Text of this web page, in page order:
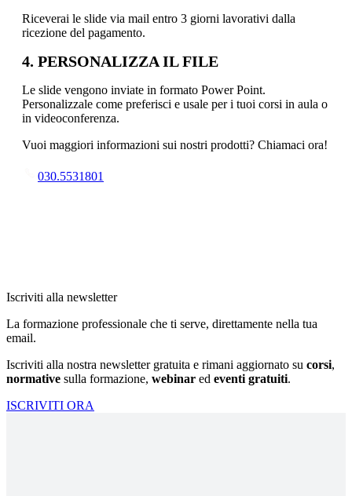
Riceverai le slide via mail entro 3 giorni lavorativi dalla
ricezione del pagamento.
4. PERSONALIZZA IL FILE
Le slide vengono inviate in formato Power Point.
Personalizzale come preferisci e usale per i tuoi corsi in aula o
in videoconferenza.
Vuoi maggiori informazioni sui nostri prodotti? Chiamaci ora!
030.5531801
Iscriviti alla newsletter
La formazione professionale che ti serve, direttamente nella tua
email.
Iscriviti alla nostra newsletter gratuita e rimani aggiornato su corsi,
normative sulla formazione, webinar ed eventi gratuiti.
ISCRIVITI ORA